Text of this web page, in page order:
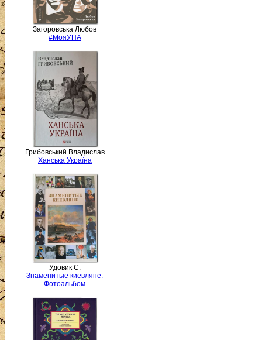
Загоровська Любов
#МояУПА
Грибовський Владислав
Ханська Україна
Удовик С.
Знаменитые киевляне.
Фотоальбом